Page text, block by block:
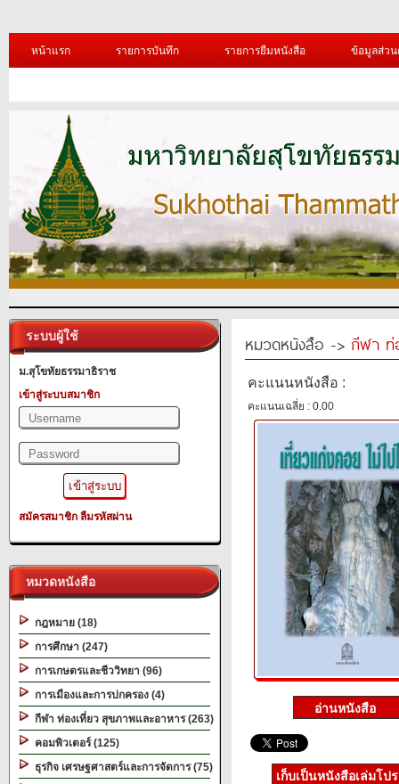
หน้าแรก รายการบันทึก รายการยืมหนังสือ ข้อมูลส่ว
ระบบผู้ใช้
ม.สุโขทัยธรรมาธิราช
เข้าสู่ระบบสมาชิก
สมัครสมาชิก ลืมรหัสผ่าน
หมวดหนังสือ
กฎหมาย (18)
การศึกษา (247)
การเกษตรและชีววิทยา (96)
การเมืองและการปกครอง (4)
กีฬา ท่องเที่ยว สุขภาพและอาหาร (263)
คอมพิวเตอร์ (125)
ธุรกิจ เศรษฐศาสตร์และการจัดการ (75)
หมวดหนังสือ -> กีฬา ท่
คะแนนหนังสือ :
คะแนนเฉลี่ย : 0.00
เก็บเป็นหนังสือเล่มโป